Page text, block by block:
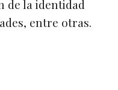
de la identidad
entre otras.